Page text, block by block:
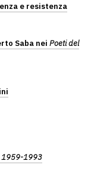
e resistenza
Saba nei Poeti del
1959-1993